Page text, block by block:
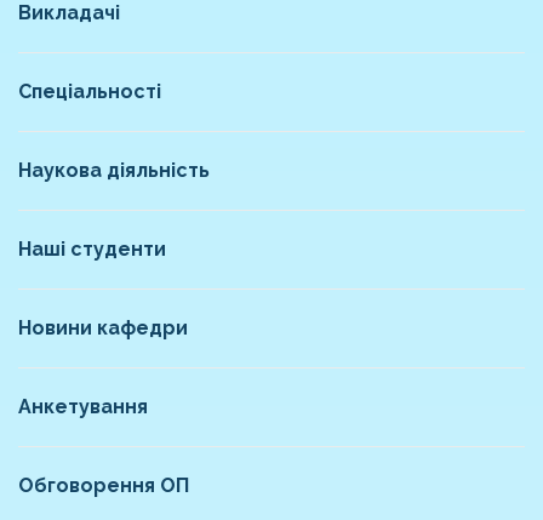
Викладачі
Спеціальності
Наукова діяльність
Наші студенти
Новини кафедри
Анкетування
Обговорення ОП